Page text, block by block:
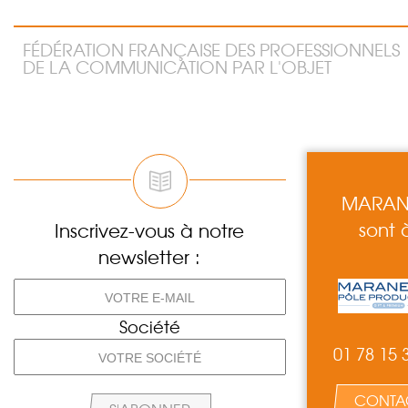
FÉDÉRATION FRANÇAISE DES PROFESSIONNELS
DE LA COMMUNICATION PAR L'OBJET
Inscrivez-vous à notre
newsletter :
Société
sont
01 78 15